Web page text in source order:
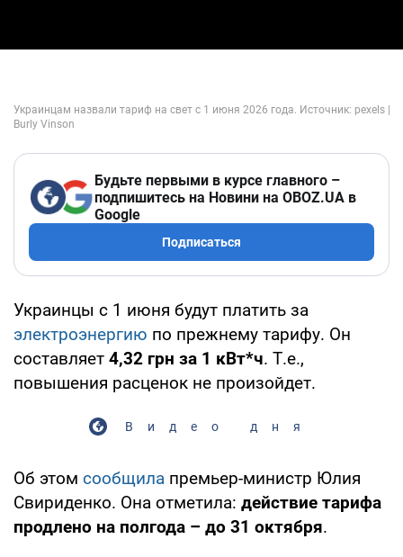
Будьте первыми в курсе главного –
подпишитесь на Новини на OBOZ.UA в
Google
Подписаться
Украинцы с 1 июня будут платить за
электроэнергию по прежнему тарифу. Он
составляет 4,32 грн за 1 кВт*ч. Т.е.,
повышения расценок не произойдет.
Видео дня
Об этом сообщила премьер-министр Юлия
Свириденко. Она отметила: действие тарифа
продлено на полгода – до 31 октября.